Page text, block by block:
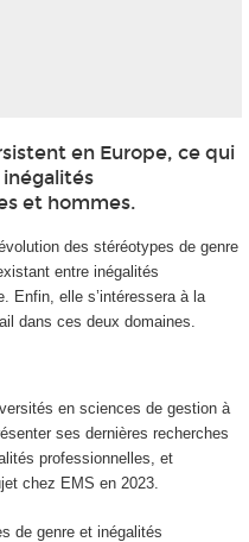
en Europe, ce qui
et hommes.
des stéréotypes de genre
entre inégalités
Enfin, elle s’intéressera à la
dans ces deux domaines.
en sciences de gestion à
ses dernières recherches
professionnelles, et
chez EMS en 2023.
de genre et inégalités